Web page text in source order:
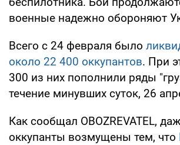
военные надежно обороняют
Всего с 24 февраля было
около 22 400 оккупантов. При
300 из них пополнили ряды
течение минувших суток, 26
Как сообщал OBOZREVATEL,
оккупанты возмущены тем, что